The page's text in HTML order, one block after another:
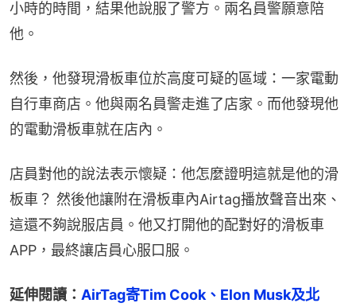
小時的時間，結果他說服了警方。兩名員警願意陪
他。
然後，他發現滑板車位於高度可疑的區域：一家電動
自行車商店。他與兩名員警走進了店家。而他發現他
的電動滑板車就在店內。
店員對他的說法表示懷疑：他怎麼證明這就是他的滑
板車？ 然後他讓附在滑板車內Airtag播放聲音出來、
這還不夠說服店員。他又打開他的配對好的滑板車
APP，最終讓店員心服口服。
延伸閱讀： AirTag寄Tim Cook、Elon Musk及北